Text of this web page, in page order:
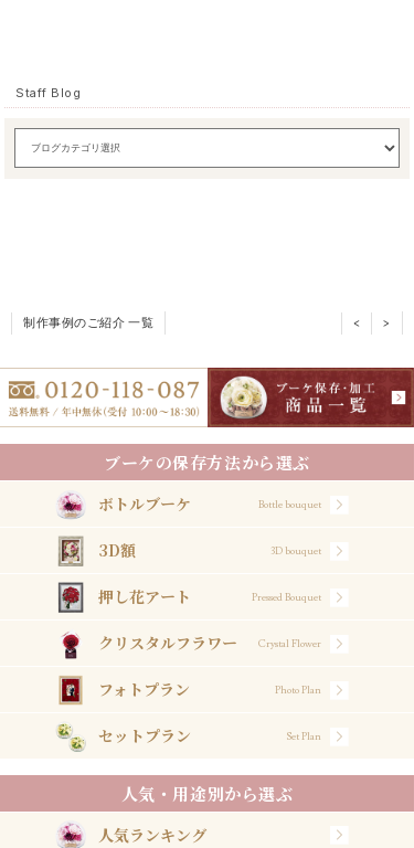
Staff Blog
制作事例のご紹介 一覧 < >
ブーケの保存方法から選ぶ
ボトルブーケ Bottle bouquet
3D額 3D bouquet
押し花アート Pressed Bouquet
クリスタルフラワー Crystal Flower
フォトプラン Photo Plan
セットプラン Set Plan
人気・用途別から選ぶ
人気ランキング